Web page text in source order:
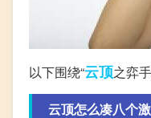
以下围绕“云顶之弈
云顶怎么凑八个